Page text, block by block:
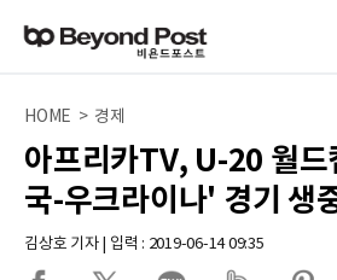
HOME > 경제
아프리카TV, U-20 월드
국-우크라이나' 경기 생
김상호 기자 | 입력 : 2019-06-14 09:35